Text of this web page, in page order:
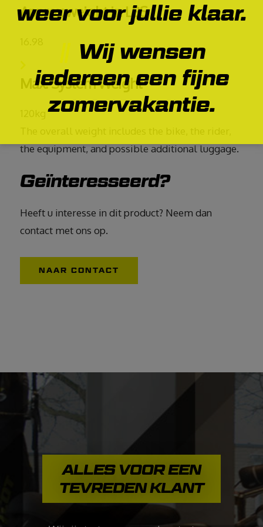
Approx weight in LBS
Max. System Weight
the equipment, and possible additional luggage.
Geïnteresseerd?
Heeft u interesse in dit product? Neem dan
contact met ons op.
NAAR CONTACT
ALLES VOOR EEN
TEVREDEN KLANT
weer voor jullie klaar.
Wij wensen
iedereen een fijne
zomervakantie.